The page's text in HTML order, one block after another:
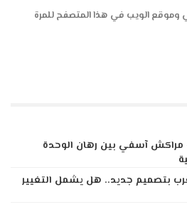
وموقع الويب في هذا المتصفح للمرة
مراكش آسفي بين رهان الوحدة
بتصميم جديد.. هل يشمل التغيير